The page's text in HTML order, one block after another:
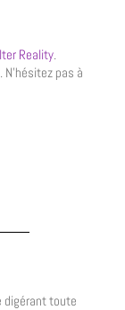
Reality
pas à
digérant toute